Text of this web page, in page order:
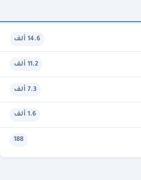
14.6 ألف
11.2 ألف
7.3 ألف
1.6 ألف
188